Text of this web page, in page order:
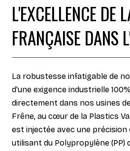
L'EXCELLENCE DE
FRANÇAISE DANS
La robustesse infatigable de
d'une exigence industrielle
directement dans nos usines
Frêne, au cœur de la Plastics
est injectée avec une précision
utilisant du Polypropylène (PP)